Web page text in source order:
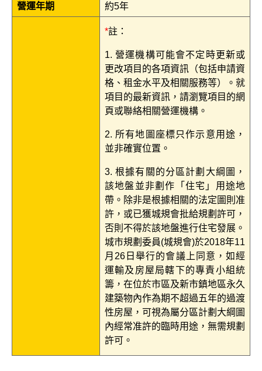
營運年期 約5年
*註：
1. 營運機構可能會不定時更新或
更改項目的各項資訊（包括申請資
格、租金水平及相關服務等）。就
項目的最新資訊，請瀏覽項目的網
頁或聯絡相關營運機構。
2. 所有地圖座標只作示意用途，
並非確實位置。
3. 根據有關的分區計劃大綱圖，
該地盤並非劃作「住宅」用途地
帶。除非是根據相關的法定圖則准
許，或已獲城規會批給規劃許可，
否則不得於該地盤進行住宅發展。
城市規劃委員(城規會)於2018年11
月26日舉行的會議上同意，如經
運輸及房屋局轄下的專責小組統
籌，在位於市區及新市鎮地區永久
建築物內作為期不超過五年的過渡
性房屋，可視為屬分區計劃大綱圖
內經常准許的臨時用途，無需規劃
許可。